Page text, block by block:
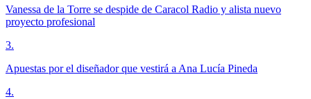
Vanessa de la Torre se despide de Caracol Radio y alista nuevo
proyecto profesional
3.
Apuestas por el diseñador que vestirá a Ana Lucía Pineda
4.